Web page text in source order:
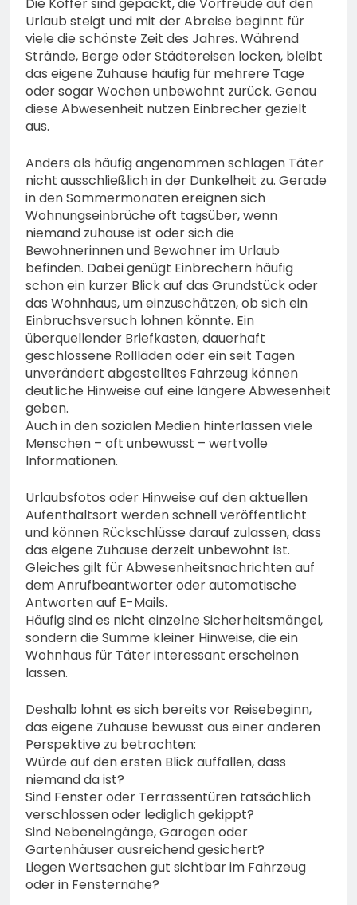
Eindringling erfordert
Einsatz der Polizei
4. August 2026
Urlaub steigt und mit der Abreise beginnt für
viele die schönste Zeit des Jahres. Während
Strände, Berge oder Städtereisen locken, bleibt
das eigene Zuhause häufig für mehrere Tage
oder sogar Wochen unbewohnt zurück. Genau
diese Abwesenheit nutzen Einbrecher gezielt
aus.
Anders als häufig angenommen schlagen Täter
nicht ausschließlich in der Dunkelheit zu. Gerade
in den Sommermonaten ereignen sich
Wohnungseinbrüche oft tagsüber, wenn
niemand zuhause ist oder sich die
Bewohnerinnen und Bewohner im Urlaub
befinden. Dabei genügt Einbrechern häufig
schon ein kurzer Blick auf das Grundstück oder
das Wohnhaus, um einzuschätzen, ob sich ein
Einbruchsversuch lohnen könnte. Ein
überquellender Briefkasten, dauerhaft
geschlossene Rollläden oder ein seit Tagen
unverändert abgestelltes Fahrzeug können
deutliche Hinweise auf eine längere Abwesenheit
geben.
Auch in den sozialen Medien hinterlassen viele
Menschen – oft unbewusst – wertvolle
Informationen.
Urlaubsfotos oder Hinweise auf den aktuellen
Aufenthaltsort werden schnell veröffentlicht
und können Rückschlüsse darauf zulassen, dass
das eigene Zuhause derzeit unbewohnt ist.
Gleiches gilt für Abwesenheitsnachrichten auf
dem Anrufbeantworter oder automatische
Antworten auf E-Mails.
Häufig sind es nicht einzelne Sicherheitsmängel,
sondern die Summe kleiner Hinweise, die ein
Wohnhaus für Täter interessant erscheinen
lassen.
Deshalb lohnt es sich bereits vor Reisebeginn,
das eigene Zuhause bewusst aus einer anderen
Perspektive zu betrachten:
Würde auf den ersten Blick auffallen, dass
niemand da ist?
Sind Fenster oder Terrassentüren tatsächlich
verschlossen oder lediglich gekippt?
Sind Nebeneingänge, Garagen oder
Gartenhäuser ausreichend gesichert?
Liegen Wertsachen gut sichtbar im Fahrzeug
oder in Fensternähe?